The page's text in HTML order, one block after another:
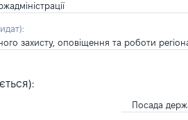
:
захисту, оповіщення та роботи
Посада